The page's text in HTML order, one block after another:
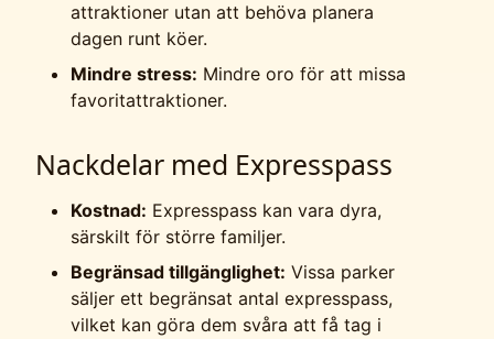
attraktioner utan att behöva planera
dagen runt köer.
Mindre stress: Mindre oro för att missa
favoritattraktioner.
Nackdelar med Expresspass
Kostnad: Expresspass kan vara dyra,
särskilt för större familjer.
Begränsad tillgänglighet: Vissa parker
säljer ett begränsat antal expresspass,
vilket kan göra dem svåra att få tag i